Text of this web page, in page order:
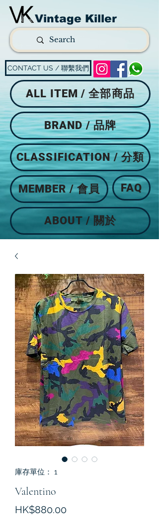
Vintage Killer
CONTACT US / 聯繫我們
ALL ITEM / 全部商品
BRAND / 品牌
CLASSIFICATION / 分類
MEMBER / 會員 FAQ
ABOUT / 關於
庫存單位： 1
Valentino
HK$880.00價